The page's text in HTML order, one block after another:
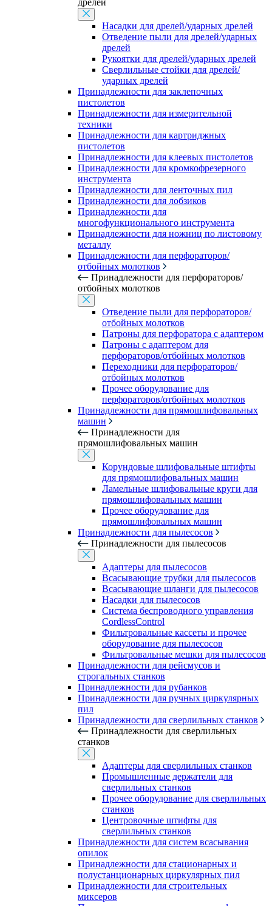
дрелей
Насадки для дрелей/ударных дрелей
Отведение пыли для дрелей/ударных
дрелей
Рукоятки для дрелей/ударных дрелей
Сверлильные стойки для дрелей/
ударных дрелей
Принадлежности для заклепочных
пистолетов
Принадлежности для измерительной
техники
Принадлежности для картриджных
пистолетов
Принадлежности для клеевых пистолетов
Принадлежности для кромкофрезерного
инструмента
Принадлежности для ленточных пил
Принадлежности для лобзиков
Принадлежности для
многофункционального инструмента
Принадлежности для ножниц по листовому
металлу
Принадлежности для перфораторов/
отбойных молотков
Принадлежности для перфораторов/
отбойных молотков
Отведение пыли для перфораторов/
отбойных молотков
Патроны для перфоратора с адаптером
Патроны с адаптером для
перфораторов/отбойных молотков
Переходники для перфораторов/
отбойных молотков
Прочее оборудование для
перфораторов/отбойных молотков
Принадлежности для прямошлифовальных
машин
Принадлежности для
прямошлифовальных машин
Корундовые шлифовальные штифты
для прямошлифовальных машин
Ламельные шлифовальные круги для
прямошлифовальных машин
Прочее оборудование для
прямошлифовальных машин
Принадлежности для пылесосов
Принадлежности для пылесосов
Адаптеры для пылесосов
Всасывающие трубки для пылесосов
Всасывающие шланги для пылесосов
Насадки для пылесосов
Система беспроводного управления
CordlessControl
Фильтровальные кассеты и прочее
оборудование для пылесосов
Фильтровальные мешки для пылесосов
Принадлежности для рейсмусов и
строгальных станков
Принадлежности для рубанков
Принадлежности для ручных циркулярных
пил
Принадлежности для сверлильных станков
Принадлежности для сверлильных
станков
Адаптеры для сверлильных станков
Промышленные держатели для
сверлильных станков
Прочее оборудование для сверлильных
станков
Центровочные штифты для
сверлильных станков
Принадлежности для систем всасывания
опилок
Принадлежности для стационарных и
полустанционарных циркулярных пил
Принадлежности для строительных
миксеров